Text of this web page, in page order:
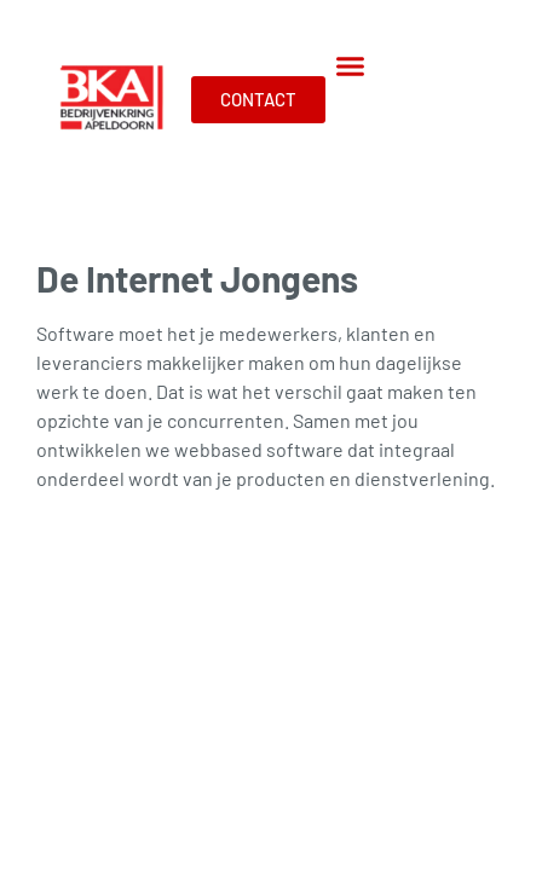
CONTACT
De Internet Jongens
Software moet het je medewerkers, klanten en
leveranciers makkelijker maken om hun dagelijkse
werk te doen. Dat is wat het verschil gaat maken ten
opzichte van je concurrenten. Samen met jou
ontwikkelen we webbased software dat integraal
onderdeel wordt van je producten en dienstverlening.